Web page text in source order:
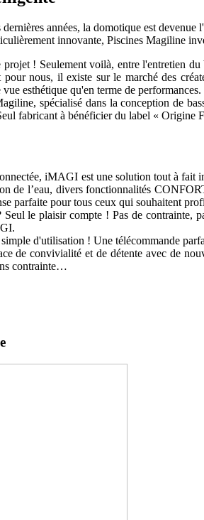
années, la domotique est
innovante, Piscines Magiline
! Seulement voilà, entre l'entretien
pour nous, il existe sur le marché des
esthétique qu'en terme de performances.
spécialisé dans la conception de
fabricant à bénéficier du label «
iMAGI est une solution tout à fait
de l’eau, divers fonctionnalités
parfaite pour tous ceux qui souhaitent
le plaisir compte ! Pas de contrainte,
d'utilisation ! Une télécommande
de convivialité et de détente avec de
contrainte…